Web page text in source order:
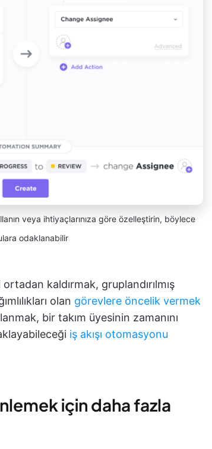
veya ihtiyaçlarınıza göre özelleştirin, böylece
odaklanabilir
kaldırmak, gruplandırılmış
olan görevlere öncelik vermek
bir takım üyesinin zamanını
iş akışı otomasyonu
için daha fazla